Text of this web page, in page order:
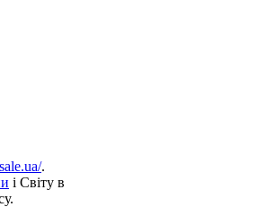
.
і Світу в